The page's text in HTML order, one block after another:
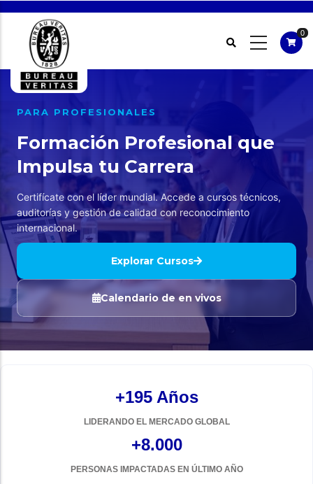
contenido
principal
0
PARA PROFESIONALES
Formación Profesional que
Impulsa tu Carrera
Certifícate con el líder mundial. Accede a cursos técnicos,
auditorías y gestión de calidad con reconocimiento
internacional.
Explorar Cursos
Calendario de en vivos
+195 Años
LIDERANDO EL MERCADO GLOBAL
+8.000
PERSONAS IMPACTADAS EN ÚLTIMO AÑO